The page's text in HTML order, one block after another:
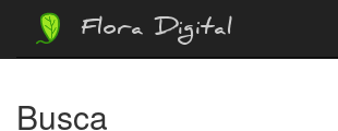
Flora Digital
Busca